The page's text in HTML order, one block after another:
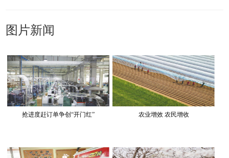
图片新闻
抢进度赶订单争创“开门红” 农业增效 农民增收